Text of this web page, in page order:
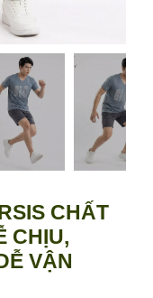
CHẤT
CHỊU,
VẬN